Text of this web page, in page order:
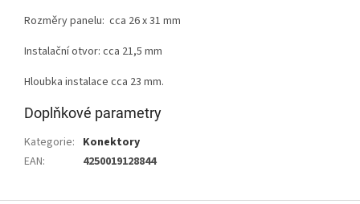
Rozměry panelu: cca 26 x 31 mm
Instalační otvor: cca 21,5 mm
Hloubka instalace cca 23 mm.
Doplňkové parametry
Kategorie: Konektory
EAN: 4250019128844